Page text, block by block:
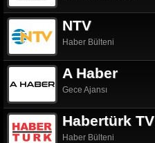
NTV
Haber Bülteni
A Haber
Gece Ajansı
Habertürk TV
Haber Bülteni